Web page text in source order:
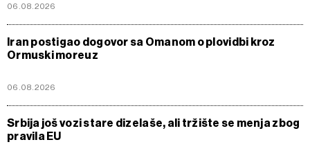
06.08.2026
Iran postigao dogovor sa Omanom o plovidbi kroz
Ormuski moreuz
06.08.2026
Srbija još vozi stare dizelaše, ali tržište se menja zbog
pravila EU